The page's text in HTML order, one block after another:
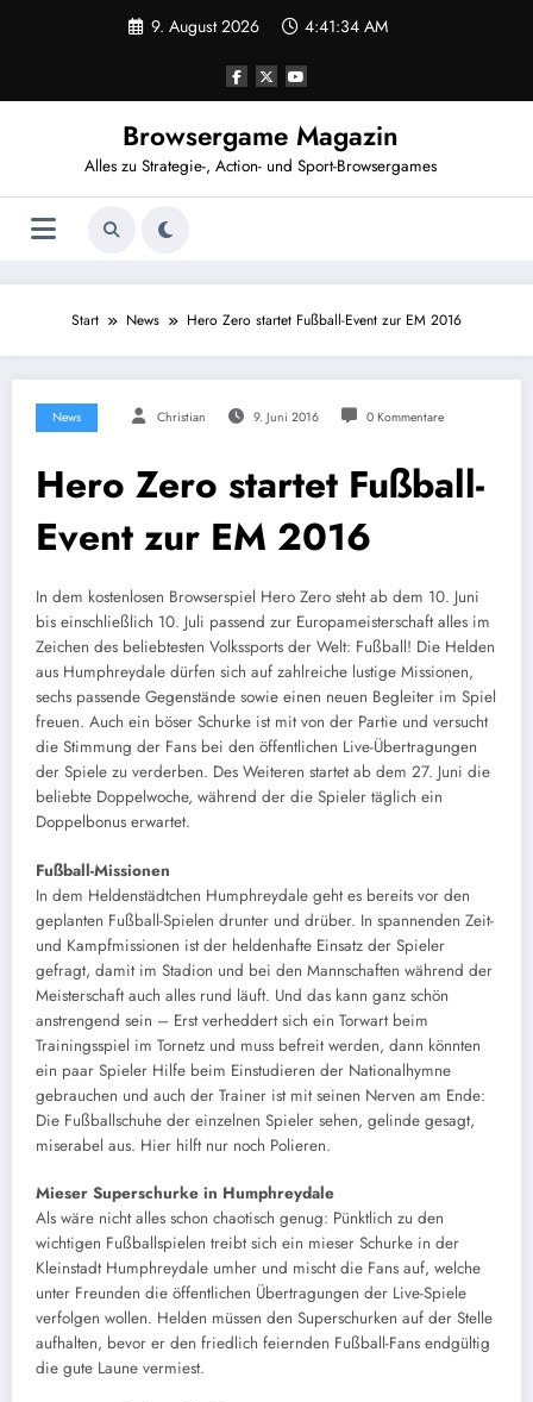
9. August 2026 4:41:35 AM
Browsergame Magazin
Alles zu Strategie-, Action- und Sport-Browsergames
Start News Hero Zero startet Fußball-Event zur EM 2016
News Christian 9. Juni 2016 0 Kommentare
Hero Zero startet Fußball-
Event zur EM 2016
In dem kostenlosen Browserspiel Hero Zero steht ab dem 10. Juni
bis einschließlich 10. Juli passend zur Europameisterschaft alles im
Zeichen des beliebtesten Volkssports der Welt: Fußball! Die Helden
aus Humphreydale dürfen sich auf zahlreiche lustige Missionen,
sechs passende Gegenstände sowie einen neuen Begleiter im Spiel
freuen. Auch ein böser Schurke ist mit von der Partie und versucht
die Stimmung der Fans bei den öffentlichen Live-Übertragungen
der Spiele zu verderben. Des Weiteren startet ab dem 27. Juni die
beliebte Doppelwoche, während der die Spieler täglich ein
Doppelbonus erwartet.
Fußball-Missionen
In dem Heldenstädtchen Humphreydale geht es bereits vor den
geplanten Fußball-Spielen drunter und drüber. In spannenden Zeit-
und Kampfmissionen ist der heldenhafte Einsatz der Spieler
gefragt, damit im Stadion und bei den Mannschaften während der
Meisterschaft auch alles rund läuft. Und das kann ganz schön
anstrengend sein – Erst verheddert sich ein Torwart beim
Trainingsspiel im Tornetz und muss befreit werden, dann könnten
ein paar Spieler Hilfe beim Einstudieren der Nationalhymne
gebrauchen und auch der Trainer ist mit seinen Nerven am Ende:
Die Fußballschuhe der einzelnen Spieler sehen, gelinde gesagt,
miserabel aus. Hier hilft nur noch Polieren.
Mieser Superschurke in Humphreydale
Als wäre nicht alles schon chaotisch genug: Pünktlich zu den
wichtigen Fußballspielen treibt sich ein mieser Schurke in der
Kleinstadt Humphreydale umher und mischt die Fans auf, welche
unter Freunden die öffentlichen Übertragungen der Live-Spiele
verfolgen wollen. Helden müssen den Superschurken auf der Stelle
aufhalten, bevor er den friedlich feiernden Fußball-Fans endgültig
die gute Laune vermiest.